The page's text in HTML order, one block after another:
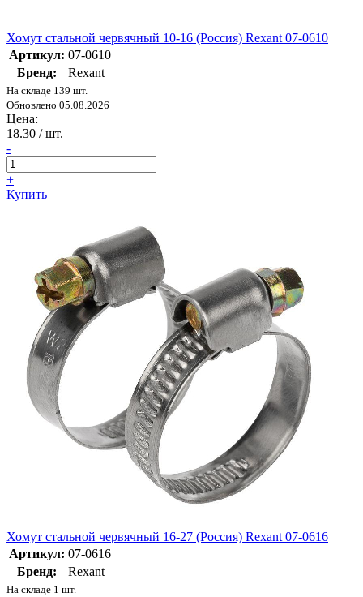
Хомут стальной червячный 10-16 (Россия) Rexant 07-0610
Артикул: 07-0610
Бренд:
Rexant
На складе 139 шт.
Обновлено 05.08.2026
Цена:
18.30 / шт.
-
+
Купить
Хомут стальной червячный 16-27 (Россия) Rexant 07-0616
Артикул: 07-0616
Бренд:
Rexant
На складе 1 шт.